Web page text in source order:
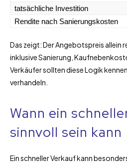
tatsächliche Investition
Rendite nach Sanierungskosten
Das zeigt: Der Angebotspreis allein
inklusive Sanierung,
Verkäufer sollten diese Logik
verhandeln.
Wann ein
sinnvoll sein kann
Ein schneller Verkauf kann